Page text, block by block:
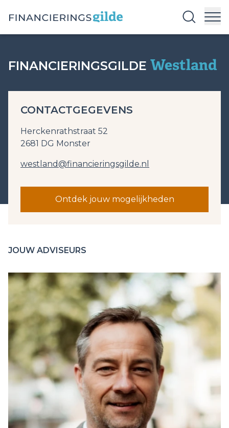
FINANCIERINGSGILDE Westland
CONTACTGEGEVENS
Herckenrathstraat 52
2681 DG Monster
westland@financieringsgilde.nl
Ontdek jouw mogelijkheden
JOUW ADVISEURS